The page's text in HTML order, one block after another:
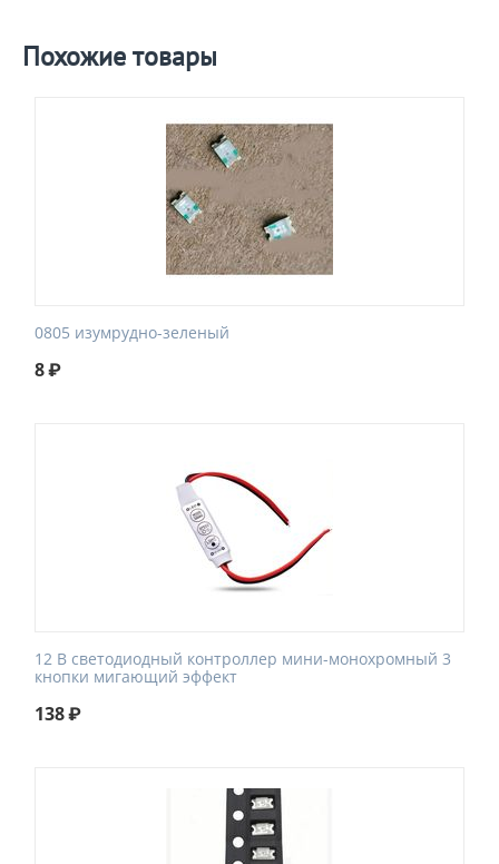
Похожие товары
0805 изумрудно-зеленый
8₽
12 В светодиодный контроллер мини-монохромный 3
кнопки мигающий эффект
138₽